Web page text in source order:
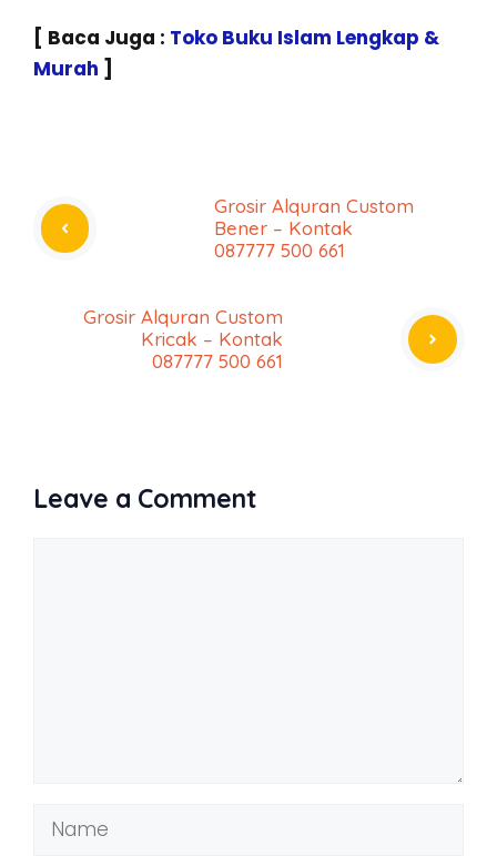
[ Baca Juga : Toko Buku Islam Lengkap &
Murah ]
Grosir Alquran Custom
Bener – Kontak
087777 500 661
Grosir Alquran Custom
Kricak – Kontak
087777 500 661
Leave a Comment
Name